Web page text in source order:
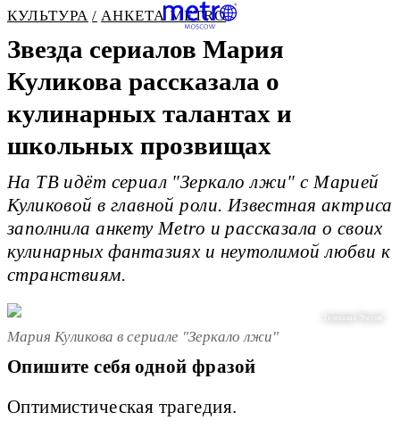
КУЛЬТУРА АНКЕТА METRO
Звезда сериалов Мария
Куликова рассказала о
кулинарных талантах и
школьных прозвищах
На ТВ идёт сериал "Зеркало лжи" с Марией
Куликовой в главной роли. Известная актриса
заполнила анкету Metro и рассказала о своих
кулинарных фантазиях и неутолимой любви к
странствиям.
Мария Куликова в сериале "Зеркало лжи"
Опишите себя одной фразой
Оптимистическая трагедия.